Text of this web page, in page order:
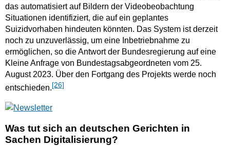
das automatisiert auf Bildern der Videobeobachtung
Situationen identifiziert, die auf ein geplantes
Suizidvorhaben hindeuten könnten. Das System ist derzeit
noch zu unzuverlässig, um eine Inbetriebnahme zu
ermöglichen, so die Antwort der Bundesregierung auf eine
Kleine Anfrage von Bundestagsabgeordneten vom 25.
August 2023. Über den Fortgang des Projekts werde noch
entschieden. [26]
Was tut sich an deutschen Gerichten in
Sachen Digitalisierung?